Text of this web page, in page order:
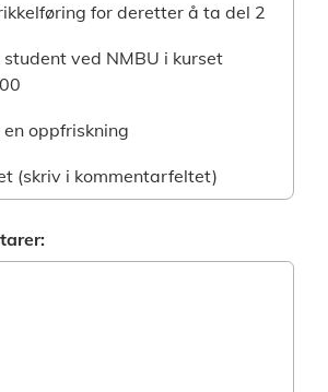
for deretter å ta del 2
student ved NMBU i kurset
en oppfriskning
(skriv i kommentarfeltet)